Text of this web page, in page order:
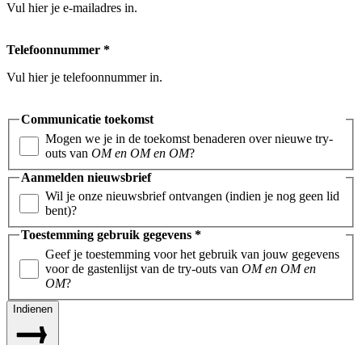
Vul hier je e-mailadres in.
Telefoonnummer *
Vul hier je telefoonnummer in.
Communicatie toekomst
Mogen we je in de toekomst benaderen over nieuwe try-
outs van OM en OM en OM?
Aanmelden nieuwsbrief
Wil je onze nieuwsbrief ontvangen (indien je nog geen lid
bent)?
Toestemming gebruik gegevens *
Geef je toestemming voor het gebruik van jouw gegevens
voor de gastenlijst van de try-outs van OM en OM en
OM?
Indienen